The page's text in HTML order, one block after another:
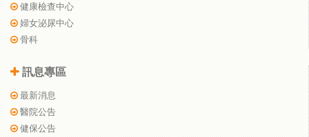
健康檢查中心
婦女泌尿中心
骨科
訊息專區
最新消息
醫院公告
健保公告